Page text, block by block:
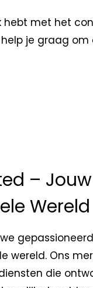
hebt met het
help je graag om
–
wereld. Ons
die